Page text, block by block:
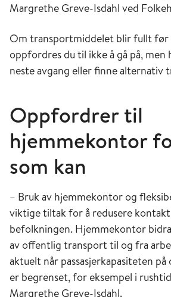
Margrethe Greve-Isdahl ved
Om transportmiddelet blir fullt før
oppfordres du til ikke å gå på, men
neste avgang eller finne alternativ
Oppfordrer til
hjemmekontor
som kan
– Bruk av hjemmekontor og
viktige tiltak for å redusere
befolkningen. Hjemmekontor
av offentlig transport til og fra
aktuelt når passasjerkapasiteten
er begrenset, for eksempel i
Margrethe Greve-Isdahl.